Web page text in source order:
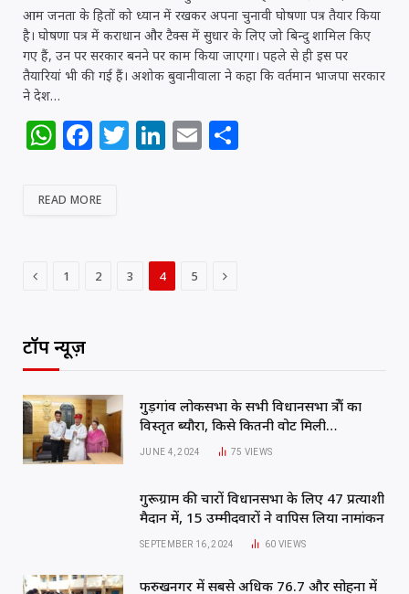
आम जनता के हितों को ध्यान में रखकर अपना चुनावी घोषणा पत्र तैयार किया
है। घोषणा पत्र में कराधान और टैक्स में सुधार के लिए जो बिन्दु शामिल किए
गए हैं, उन पर सरकार बनने पर काम किया जाएगा। पहले से ही इस पर
तैयारियां भी की गई हैं। अशोक बुवानीवाला ने कहा कि वर्तमान भाजपा सरकार
ने देश…
W
at
p
F
c
o
T Li
dI
n
E
READ MORE
Previous
1 2 3 4 5 Next
टॉप न्यूज़
गुड़गांव लोकसभा के सभी विधानसभा क्षेत्रों का
विस्तृत ब्यौरा, किसे कितनी वोट मिली…
JUNE 4, 2024 75 VIEWS
गुरूग्राम की चारों विधानसभा के लिए 47 प्रत्याशी
मैदान में, 15 उम्मीदवारों ने वापिस लिया नामांकन
SEPTEMBER 16, 2024 60 VIEWS
फरुखनगर में सबसे अधिक 76.7 और सोहना में